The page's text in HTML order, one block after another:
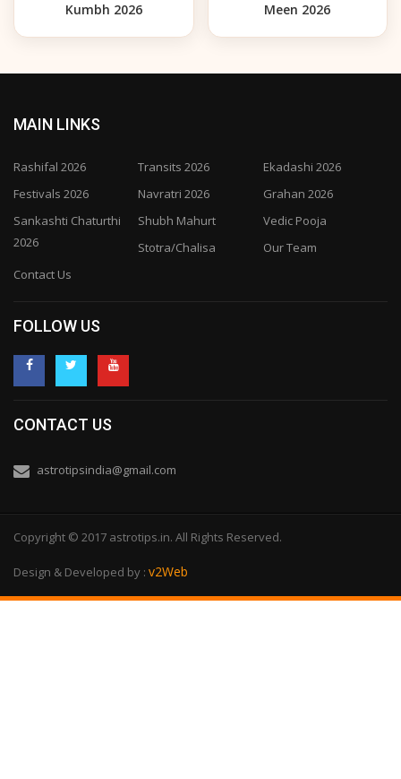
Kumbh 2026 Meen 2026
MAIN LINKS
Rashifal 2026 Transits 2026
Ekadashi 2026
Festivals 2026
Navratri 2026
Grahan 2026
Sankashti Chaturthi
2026
Shubh Mahurt
Vedic Pooja
Stotra/Chalisa
Our Team
Contact Us
FOLLOW US
CONTACT US
astrotipsindia@gmail.com
Copyright © 2017 astrotips.in. All Rights Reserved.
Design & Developed by : v2Web